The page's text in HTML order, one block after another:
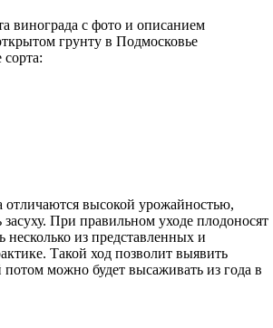
винограда с фото и описанием
грунту в Подмосковье
отличаются высокой урожайностью,
При правильном уходе плодоносят
из представленных и
Такой ход позволит выявить
можно будет высаживать из года в